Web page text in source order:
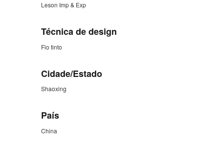
Leson Imp & Exp
Técnica de design
Fio tinto
Cidade/Estado
Shaoxing
País
China